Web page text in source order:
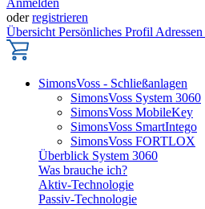
Anmelden
oderregistrieren
Übersicht Persönliches Profil Adressen
SimonsVoss - Schließanlagen
SimonsVoss System 3060
SimonsVoss MobileKey
SimonsVoss SmartIntego
SimonsVoss FORTLOX
Überblick System 3060
Was brauche ich?
Aktiv-Technologie
Passiv-Technologie